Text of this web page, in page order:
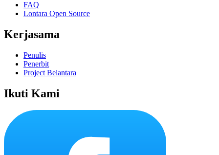
FAQ
Lontara Open Source
Kerjasama
Penulis
Penerbit
Project Belantara
Ikuti Kami